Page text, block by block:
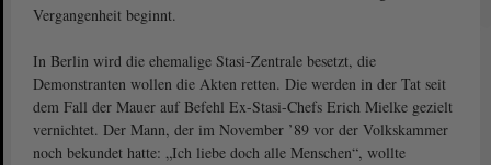
Vergangenheit beginnt.
In Berlin wird die ehemalige Stasi-Zentrale besetzt, die
Demonstranten wollen die Akten retten. Die werden in der Tat seit
dem Fall der Mauer auf Befehl Ex-Stasi-Chefs Erich Mielke gezielt
vernichtet. Der Mann, der im November ’89 vor der Volkskammer
noch bekundet hatte: „Ich liebe doch alle Menschen“, wollte